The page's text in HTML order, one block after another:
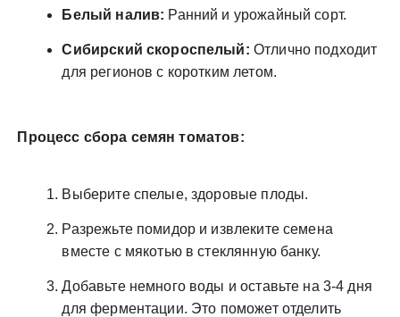
Белый налив: Ранний и урожайный сорт.
Сибирский скороспелый: Отлично подходит
для регионов с коротким летом.
Процесс сбора семян томатов:
Выберите спелые, здоровые плоды.
Разрежьте помидор и извлеките семена
вместе с мякотью в стеклянную банку.
Добавьте немного воды и оставьте на 3-4 дня
для ферментации. Это поможет отделить